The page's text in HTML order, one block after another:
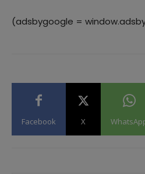
(adsbygoogle =
Facebook X